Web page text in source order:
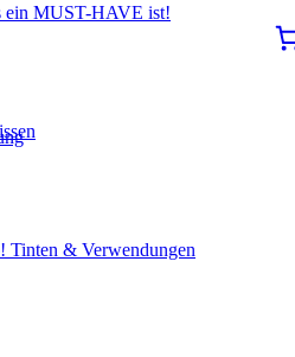
ein MUST-HAVE ist!
Tinten & Verwendungen